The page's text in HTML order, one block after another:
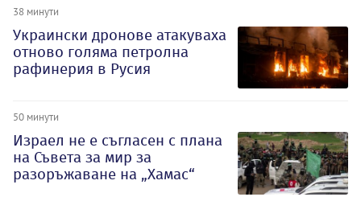
38 минути
Украински дронове атакуваха
отново голяма петролна
рафинерия в Русия
50 минути
Израел не е съгласен с плана
на Съвета за мир за
разоръжаване на „Хамас“